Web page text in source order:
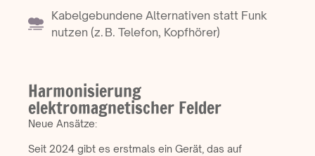
Kabelgebundene Alternativen statt Funk
nutzen (z. B. Telefon, Kopfhörer)
Harmonisierung
elektromagnetischer Felder
Neue Ansätze:
Seit 2024 gibt es erstmals ein Gerät, das auf